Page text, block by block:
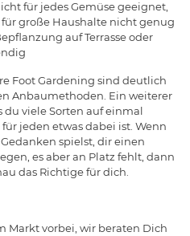
für jedes Gemüse geeignet,
große Haushalte nicht genug
auf Terrasse oder
Foot Gardening sind deutlich
Anbaumethoden. Ein weiterer
du viele Sorten auf einmal
jeden etwas dabei ist. Wenn
spielst, dir einen
es aber an Platz fehlt, dann
das Richtige für dich.
Markt vorbei, wir beraten Dich